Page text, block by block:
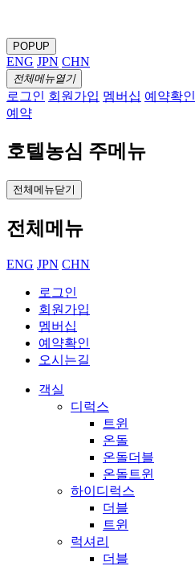
POPUP
ENG JPN CHN
전체메뉴열기
로그인 회원가입 멤버십 예약확인
예약
호텔농심 주메뉴
전체메뉴닫기
전체메뉴
ENG JPN CHN
로그인
회원가입
멤버십
예약확인
오시는길
객실
디럭스
트윈
온돌
온돌더블
온돌트윈
하이디럭스
더블
트윈
럭셔리
더블